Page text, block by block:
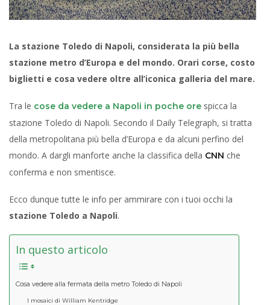
La stazione Toledo di Napoli, considerata la più bella
stazione metro d’Europa e del mondo. Orari corse, costo
biglietti e cosa vedere oltre all’iconica galleria del mare.
Tra le cose da vedere a Napoli in poche ore spicca la
stazione Toledo di Napoli. Secondo il Daily Telegraph, si tratta
della metropolitana più bella d’Europa e da alcuni perfino del
mondo. A dargli manforte anche la classifica della CNN che
conferma e non smentisce.
Ecco dunque tutte le info per ammirare con i tuoi occhi la
stazione Toledo a Napoli.
In questo articolo
Cosa vedere alla fermata della metro Toledo di Napoli
I mosaici di William Kentridge